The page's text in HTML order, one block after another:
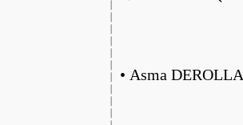
• Asma